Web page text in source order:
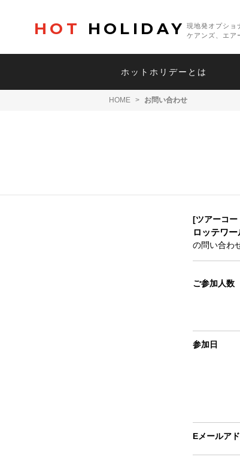
HOT HOLIDAY
現地発オプショ
ケアンズ、エア
ホットホリデーとは
HOME > お問い合わせ
[ツアーコ
ロッテワ
の問い合わ
ご参加人数
参加日
Eメールア